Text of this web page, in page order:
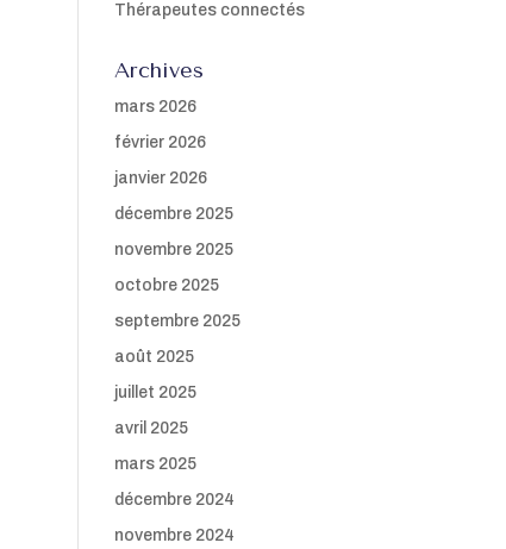
Thérapeutes connectés
Archives
mars 2026
février 2026
janvier 2026
décembre 2025
novembre 2025
octobre 2025
septembre 2025
août 2025
juillet 2025
avril 2025
mars 2025
décembre 2024
novembre 2024